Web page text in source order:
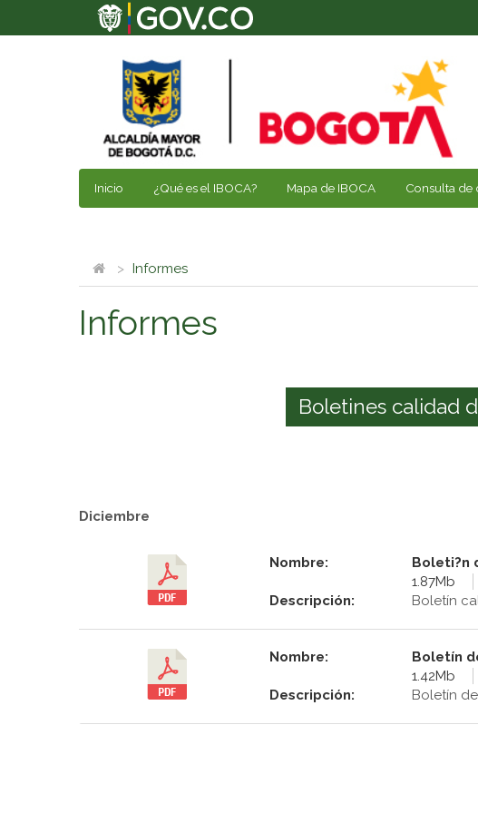
Inicio ¿Qué es el IBOCA? Mapa de IBOCA Consulta de
Informes
Informes
Boletines calidad
Diciembre
Nombre:
Boleti?n
1.87Mb
Descripción:
Boletín
Nombre:
Boletín
1.42Mb
Descripción:
Boletín